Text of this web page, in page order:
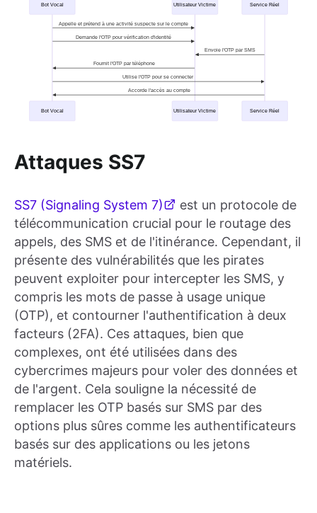
Attaques SS7
SS7 (Signaling System 7)
est un protocole de
télécommunication crucial pour le routage des
appels, des SMS et de l'itinérance. Cependant, il
présente des vulnérabilités que les pirates
peuvent exploiter pour intercepter les SMS, y
compris les mots de passe à usage unique
(OTP), et contourner l'authentification à deux
facteurs (2FA). Ces attaques, bien que
complexes, ont été utilisées dans des
cybercrimes majeurs pour voler des données et
de l'argent. Cela souligne la nécessité de
remplacer les OTP basés sur SMS par des
options plus sûres comme les authentificateurs
basés sur des applications ou les jetons
matériels.